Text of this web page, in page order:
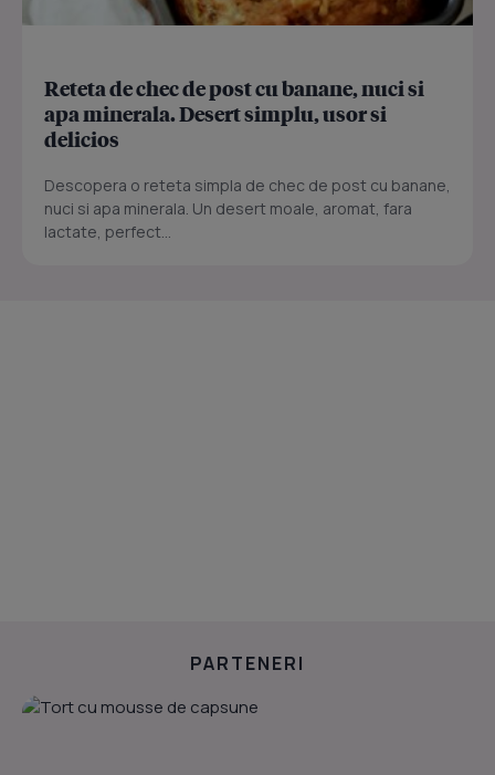
Reteta de chec de post cu banane, nuci si
apa minerala. Desert simplu, usor si
delicios
Descopera o reteta simpla de chec de post cu banane,
nuci si apa minerala. Un desert moale, aromat, fara
lactate, perfect...
PARTENERI